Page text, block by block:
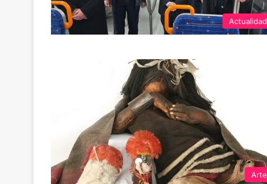
Actualidad
Arte